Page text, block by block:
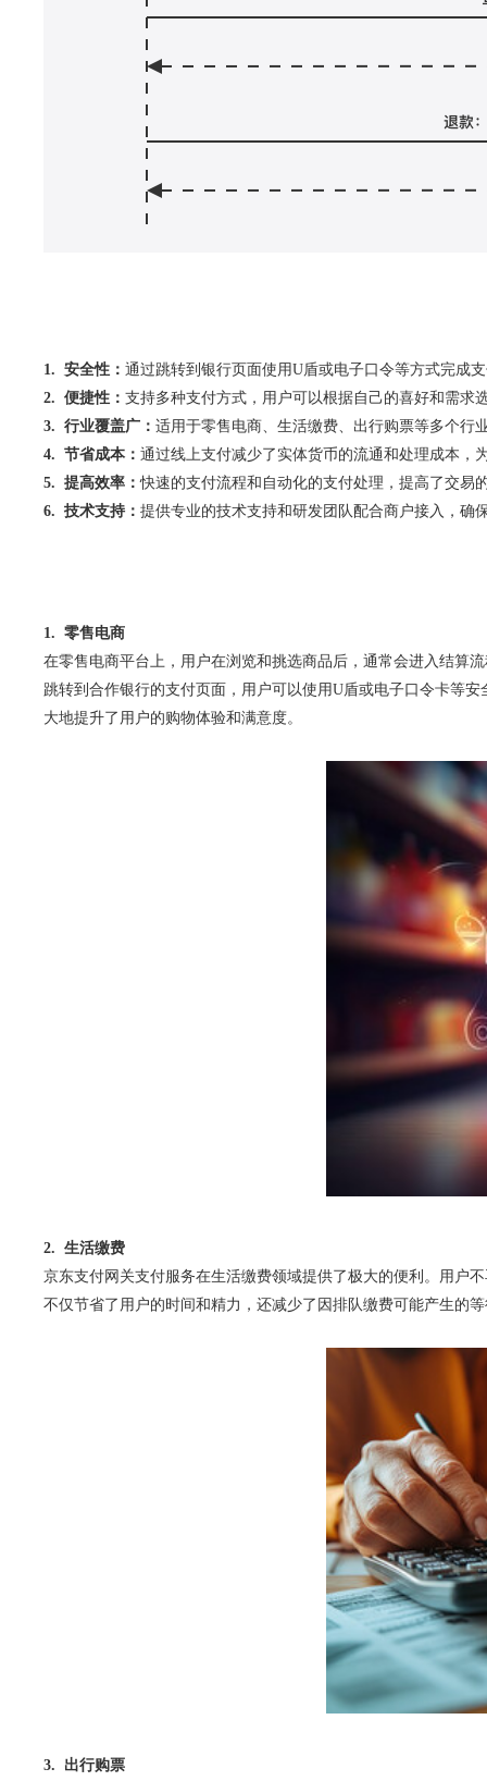
1. 安全性： 通过跳转到银行页面使用U盾或电子口令等方式完成
2. 便捷性： 支持多种支付方式，用户可以根据自己的喜好和需求
3. 行业覆盖广： 适用于零售电商、生活缴费、出行购票等多个行
4. 节省成本： 通过线上支付减少了实体货币的流通和处理成本，
5. 提高效率：快速的支付流程和自动化的支付处理，提高了交易
6. 技术支持： 提供专业的技术支持和研发团队配合商户接入，确
1. 零售电商
在零售电商平台上，用户在浏览和挑选商品后，通常会进入结算
跳转到合作银行的支付页面，用户可以使用U盾或电子口令卡等
大地提升了用户的购物体验和满意度。
2. 生活缴费
京东支付网关支付服务在生活缴费领域提供了极大的便利。用户
不仅节省了用户的时间和精力，还减少了因排队缴费可能产生的
3. 出行购票